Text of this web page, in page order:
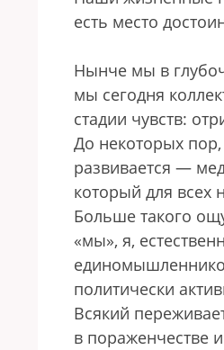
есть место
Нынче мы в
мы сегодня
стадии чувств:
До некоторых
развивается —
который для всех
Больше такого
«мы», я,
политически
Всякий
в пораженчестве